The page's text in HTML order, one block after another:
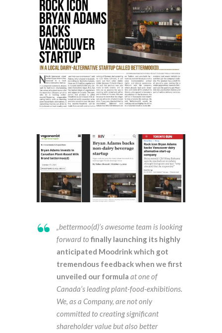
„bettermoo(d)’s awesome team is looking
forward to finally launching its highly
anticipated Moodrink which got
tremendous feedback when we first
unveiled our formula at one of
Canada’s leading plant-food-exhibitions.
We, as a Company, are not only
committed to creating significant
shareholder value but also better